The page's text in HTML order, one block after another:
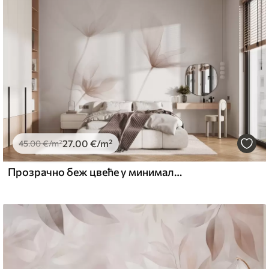
€
and Stick
49.00€/m²
45.00€/m²27 .00 €/m²
Прозрачно беж цвеће у минималистичком светлом стилу